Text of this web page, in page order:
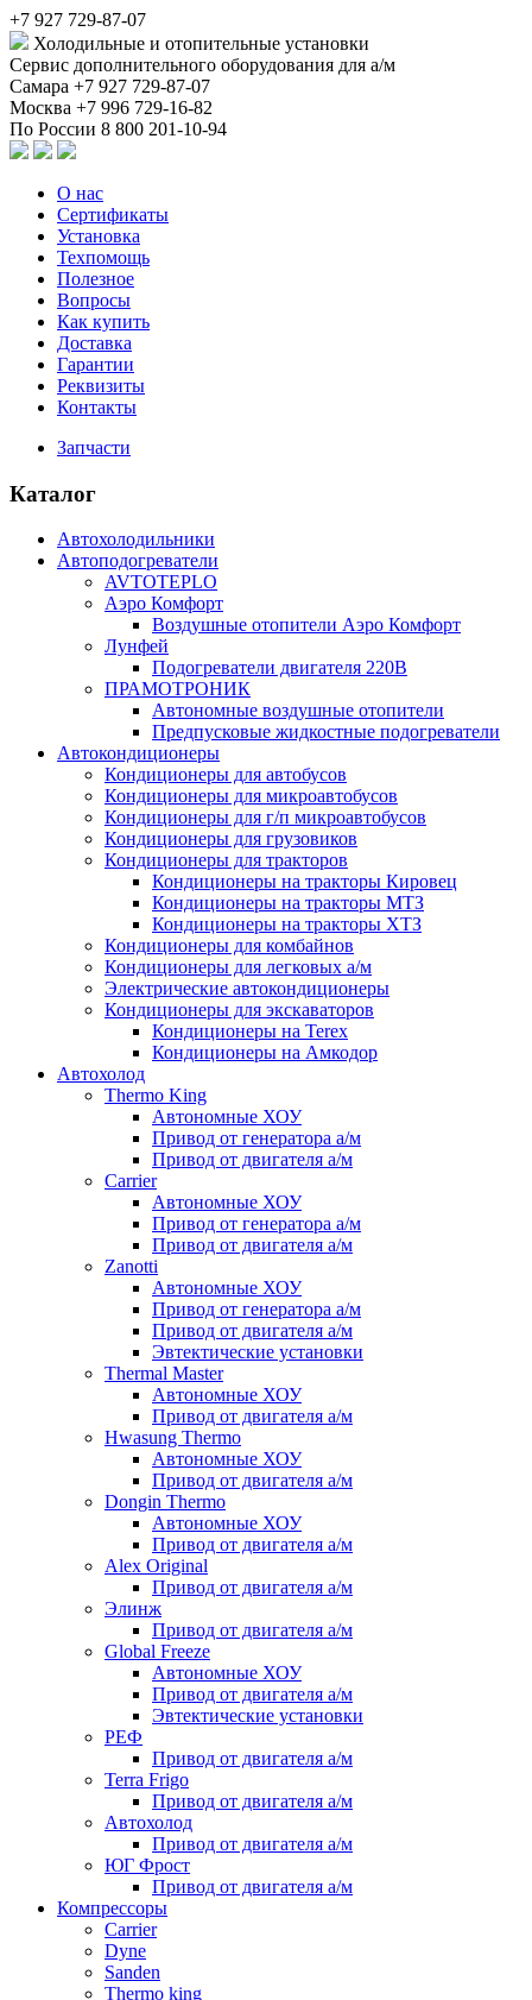
+7 927 729-87-07
Холодильные и отопительные установки
Сервис дополнительного оборудования для а/м
Самара +7 927 729-87-07
Москва +7 996 729-16-82
По России 8 800 201-10-94
О нас
Сертификаты
Установка
Техпомощь
Полезное
Вопросы
Как купить
Доставка
Гарантии
Реквизиты
Контакты
Запчасти
Каталог
Автохолодильники
Автоподогреватели
AVTOTEPLO
Аэро Комфорт
Воздушные отопители Аэро Комфорт
Лунфей
Подогреватели двигателя 220В
ПРАМОТРОНИК
Автономные воздушные отопители
Предпусковые жидкостные подогреватели
Автокондиционеры
Кондиционеры для автобусов
Кондиционеры для микроавтобусов
Кондиционеры для г/п микроавтобусов
Кондиционеры для грузовиков
Кондиционеры для тракторов
Кондиционеры на тракторы Кировец
Кондиционеры на тракторы МТЗ
Кондиционеры на тракторы ХТЗ
Кондиционеры для комбайнов
Кондиционеры для легковых а/м
Электрические автокондиционеры
Кондиционеры для экскаваторов
Кондиционеры на Terex
Кондиционеры на Амкодор
Автохолод
Thermo King
Автономные ХОУ
Привод от генератора а/м
Привод от двигателя а/м
Carrier
Автономные ХОУ
Привод от генератора а/м
Привод от двигателя а/м
Zanotti
Автономные ХОУ
Привод от генератора а/м
Привод от двигателя а/м
Эвтектические установки
Thermal Master
Автономные ХОУ
Привод от двигателя а/м
Hwasung Thermo
Автономные ХОУ
Привод от двигателя а/м
Dongin Thermo
Автономные ХОУ
Привод от двигателя а/м
Alex Original
Привод от двигателя а/м
Элинж
Привод от двигателя а/м
Global Freeze
Автономные ХОУ
Привод от двигателя а/м
Эвтектические установки
РЕФ
Привод от двигателя а/м
Terra Frigo
Привод от двигателя а/м
Автохолод
Привод от двигателя а/м
ЮГ Фрост
Привод от двигателя а/м
Компрессоры
Carrier
Dyne
Sanden
Thermo king